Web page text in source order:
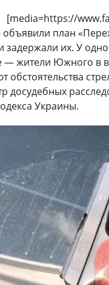
[media=https://
план
задержали их. У
жители Южного в
обстоятельства
досудебных
Украины.